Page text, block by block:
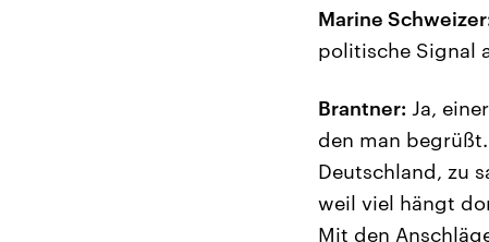
Marine
politische Signal
Brantner: Ja,
den man
Deutschland, zu
weil viel hängt
Mit den